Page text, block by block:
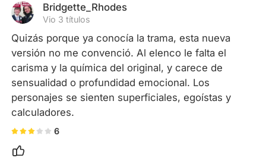
Bridgette_Rhodes
Vio 3 títulos
Quizás porque ya conocía la trama, esta nueva
versión no me convenció. Al elenco le falta el
carisma y la química del original, y carece de
sensualidad o profundidad emocional. Los
personajes se sienten superficiales, egoístas y
calculadores.
6